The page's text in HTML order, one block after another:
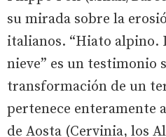
su mirada sobre la
italianos. “Hiato alpino.
nieve” es un testimonio
transformación de un
pertenece enteramente
de Aosta (Cervinia, los